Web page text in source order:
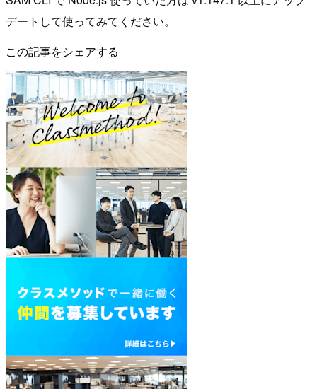
デートして使ってみてください。
この記事をシェアする